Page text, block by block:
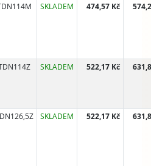
SKLADEM 474,57 Kč
SKLADEM 522,17 Kč
SKLADEM 522,17 Kč